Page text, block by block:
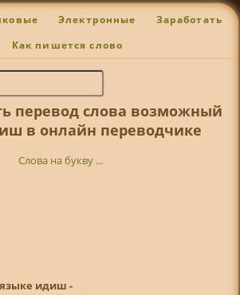
Электронные Заработать
Как пишется слово
перевод слова возможный
в онлайн переводчике
Слова на букву ...
идиш -